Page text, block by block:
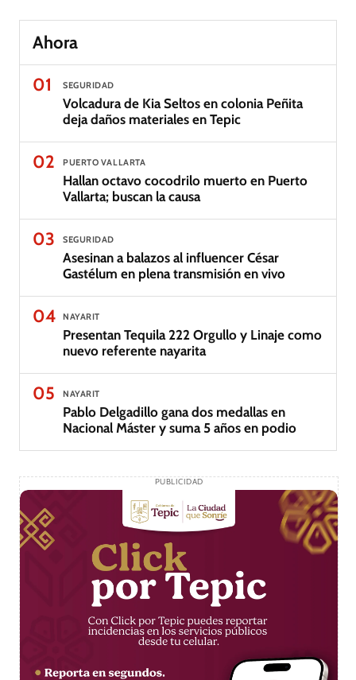
Ahora
01
SEGURIDAD
Volcadura de Kia Seltos en colonia Peñita
deja daños materiales en Tepic
02 PUERTO VALLARTA
Hallan octavo cocodrilo muerto en Puerto
Vallarta; buscan la causa
03 SEGURIDAD
Asesinan a balazos al influencer César
Gastélum en plena transmisión en vivo
04 NAYARIT
Presentan Tequila 222 Orgullo y Linaje como
nuevo referente nayarita
05 NAYARIT
Pablo Delgadillo gana dos medallas en
Nacional Máster y suma 5 años en podio
PUBLICIDAD